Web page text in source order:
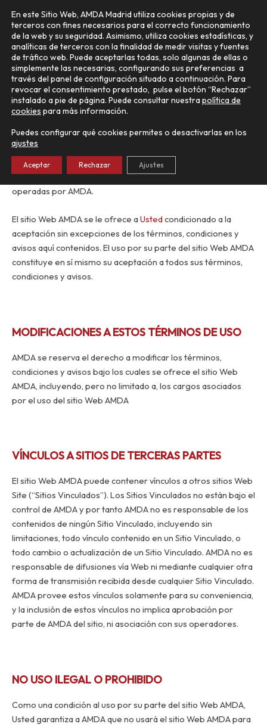
contenido
Main
Menu
Términos y condiciones del
uso de la web
ACUERDO ENTRE EL USUARIO Y AMDA
El Sitio Web AMDA está compuesto de varias páginas Web
operadas por AMDA.
El sitio Web AMDA se le ofrece aUstedcondicionado a la
aceptación sin excepciones de los términos, condiciones y
avisos aquí contenidos. El uso por su parte del sitio Web AMDA
constituye en sí mismo su aceptación a todos sus términos,
condiciones y avisos.
MODIFICACIONES A ESTOS TÉRMINOS DE USO
AMDA se reserva el derecho a modificar los términos,
condiciones y avisos bajo los cuales se ofrece el sitio Web
AMDA, incluyendo, pero no limitado a, los cargos asociados
por el uso del sitio Web AMDA
VÍNCULOS A SITIOS DE TERCERAS PARTES
El sitio Web AMDA puede contener vínculos a otros sitios Web
Site (“Sitios Vinculados”). Los Sitios Vinculados no están bajo el
control de AMDA y por tanto AMDA no es responsable de los
contenidos de ningún Sitio Vinculado, incluyendo sin
limitaciones, todo vínculo contenido en un Sitio Vinculado, o
todo cambio o actualización de un Sitio Vinculado. AMDA no es
responsable de difusiones vía Web ni mediante cualquier otra
forma de transmisión recibida desde cualquier Sitio Vinculado.
AMDA provee estos vínculos solamente para su conveniencia,
y la inclusión de estos vínculos no implica aprobación por
parte de AMDA del sitio, ni asociación con sus operadores.
NO USO ILEGAL O PROHIBIDO
Como una condición al uso por su parte del sitio Web AMDA,
Usted garantiza a AMDA que no usará el sitio Web AMDA para
En este Sitio Web, AMDA Madrid utiliza cookies propias y de
terceros con fines necesarios para el correcto funcionamiento
de la web y su seguridad. Asimismo, utiliza cookies estadísticas, y
analíticas de terceros con la finalidad de medir visitas y fuentes
de tráfico web. Puede aceptarlas todas, solo algunas de ellas o
simplemente las necesarias, configurando sus preferencias a
través del panel de configuración situado a continuación. Para
revocar el consentimiento prestado, pulse el botón “Rechazar”
instalado a pie de página. Puede consultar nuestrapolítica de
cookies para más información.
Puedes configurar qué cookies permites o desactivarlas en los
ajustes
Aceptar Rechazar Ajustes